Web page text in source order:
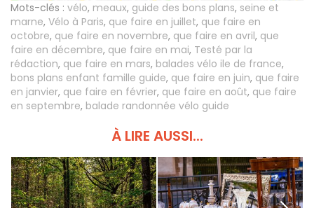
Mots-clés : vélo, meaux, guide des bons plans, seine et
marne, Vélo à Paris, que faire en juillet, que faire en
octobre, que faire en novembre, que faire en avril, que
faire en décembre, que faire en mai, Testé par la
rédaction, que faire en mars, balades vélo ile de france,
bons plans enfant famille guide, que faire en juin, que faire
en janvier, que faire en février, que faire en août, que faire
en septembre, balade randonnée vélo guide
À LIRE AUSSI...